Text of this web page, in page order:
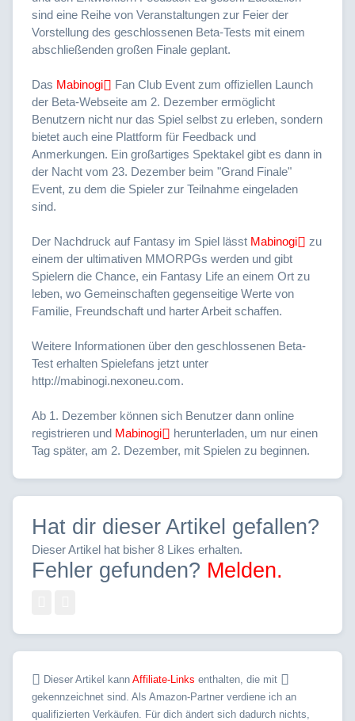
sind eine Reihe von Veranstaltungen zur Feier der
Vorstellung des geschlossenen Beta-Tests mit einem
abschließenden großen Finale geplant.
Das Mabinogi
Fan Club Event zum offiziellen Launch
der Beta-Webseite am 2. Dezember ermöglicht
Benutzern nicht nur das Spiel selbst zu erleben, sondern
bietet auch eine Plattform für Feedback und
Anmerkungen. Ein großartiges Spektakel gibt es dann in
der Nacht vom 23. Dezember beim "Grand Finale"
Event, zu dem die Spieler zur Teilnahme eingeladen
sind.
Der Nachdruck auf Fantasy im Spiel lässt Mabinogi
zu
einem der ultimativen MMORPGs werden und gibt
Spielern die Chance, ein Fantasy Life an einem Ort zu
leben, wo Gemeinschaften gegenseitige Werte von
Familie, Freundschaft und harter Arbeit schaffen.
Weitere Informationen über den geschlossenen Beta-
Test erhalten Spielefans jetzt unter
http://mabinogi.nexoneu.com.
Ab 1. Dezember können sich Benutzer dann online
registrieren und Mabinogi
herunterladen, um nur einen
Tag später, am 2. Dezember, mit Spielen zu beginnen.
Hat dir dieser Artikel gefallen?
Dieser Artikel hat bisher 8 Likes erhalten.
Fehler gefunden? Melden.
Dieser Artikel kann Affiliate-Links enthalten, die mit
gekennzeichnet sind. Als Amazon-Partner verdiene ich an
qualifizierten Verkäufen. Für dich ändert sich dadurch nichts,